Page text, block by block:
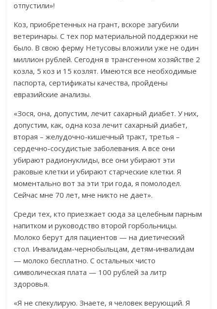
отпустили»!
Коз, приобретенных на грант, вскоре загубили
ветеринары. С тех пор материальной поддержки не
было. В свою ферму Нетусовы вложили уже не один
миллион рублей. Сегодня в трансгенном хозяйстве 2
козла, 5 коз и 15 козлят. Имеются все необходимые
паспорта, сертификаты качества, пройдены
евразийские анализы.
«Зося, она, допустим, лечит сахарный диабет. У них,
допустим, как, одна коза лечит сахарный диабет,
вторая – желудочно-кишечный тракт, третья –
сердечно-сосудистые заболевания. А все они
убирают радионуклиды, все они убирают эти
раковые клетки и убирают старческие клетки. Я
моментально вот за эти три года, я помолодел.
Сейчас мне 70 лет, мне никто не дает».
Среди тех, кто приезжает сюда за целебным парным
напитком и руководство второй горбольницы.
Молоко берут для пациентов — на диетический
стол. Инвалидам-чернобыльцам, детям-инвалидам
— молоко бесплатно. С остальных чисто
символическая плата — 100 рублей за литр
здоровья.
«Я не спекулирую. Знаете, я человек верующий. Я